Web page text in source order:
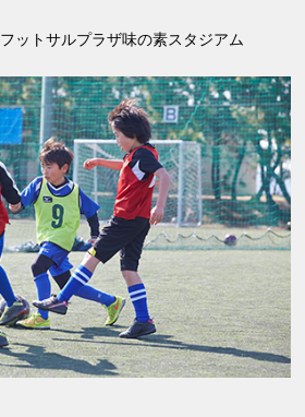
ットサルプラザ味の素スタジアム